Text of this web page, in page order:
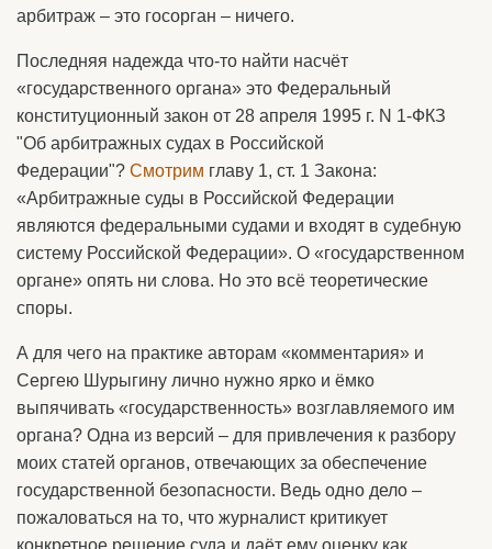
арбитраж – это госорган – ничего.
Последняя надежда что-то найти насчёт
«государственного органа» это Федеральный
конституционный закон от 28 апреля 1995 г. N 1-ФКЗ
"Об арбитражных судах в Российской
Федерации"? Смотрим главу 1, ст. 1 Закона:
«Арбитражные суды в Российской Федерации
являются федеральными судами и входят в судебную
систему Российской Федерации». О «государственном
органе» опять ни слова. Но это всё теоретические
споры.
А для чего на практике авторам «комментария» и
Сергею Шурыгину лично нужно ярко и ёмко
выпячивать «государственность» возглавляемого им
органа? Одна из версий – для привлечения к разбору
моих статей органов, отвечающих за обеспечение
государственной безопасности. Ведь одно дело –
пожаловаться на то, что журналист критикует
конкретное решение суда и даёт ему оценку как